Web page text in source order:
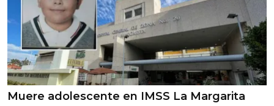
Muere adolescente en IMSS La Margarita